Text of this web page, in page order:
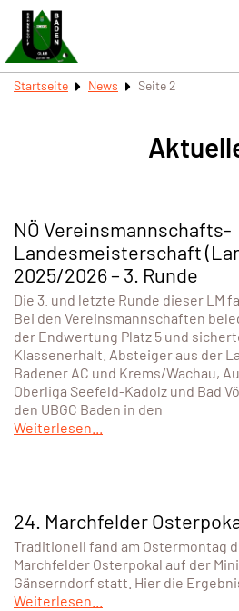
Startseite News Seite 2
NÖ Vereinsmannschafts-
Landesmeisterschaft
2025/2026 – 3. Runde
Die 3. und letzte Runde dieser LM
Bei den Vereinsmannschaften
der Endwertung Platz 5 und
Klassenerhalt. Absteiger aus der
Badener AC und Krems/Wachau,
Oberliga Seefeld-Kadolz und Bad
den UBGC Baden in den
Weiterlesen...
24. Marchfelder
Traditionell fand am Ostermontag
Marchfelder Osterpokal auf der
Gänserndorf statt. Hier die
Weiterlesen...